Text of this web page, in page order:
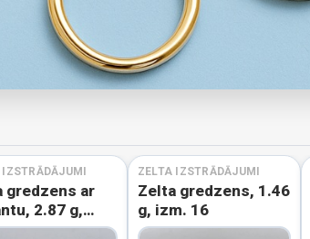
gredzens ar
2.87 g,
ZELTA IZSTRĀDĀJUMI
Zelta gredzens, 1.46
g, izm. 16